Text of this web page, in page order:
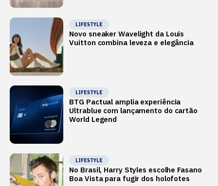
LIFESTYLE
Novo sneaker Wavelight da Louis
Vuitton combina leveza e elegância
LIFESTYLE
BTG Pactual amplia experiência
Ultrablue com lançamento do cartão
World Legend
LIFESTYLE
No Brasil, Harry Styles escolhe Fasano
Boa Vista para fugir dos holofotes